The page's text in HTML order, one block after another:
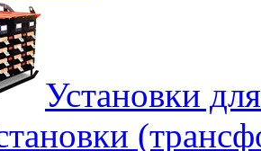
Установки